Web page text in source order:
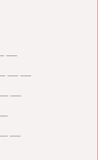
__
__ __
__
__